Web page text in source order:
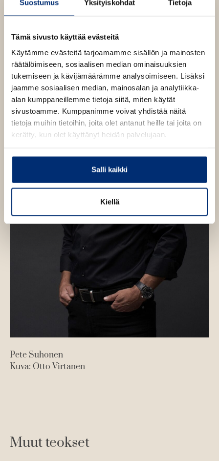
Suostumus Yksityiskohdat Tietoja
Tämä sivusto käyttää evästeitä
Käytämme evästeitä tarjoamamme sisällön ja mainosten
räätälöimiseen, sosiaalisen median ominaisuuksien
tukemiseen ja kävijämäärämme analysoimiseen. Lisäksi
jaamme sosiaalisen median, mainosalan ja analytiikka-
alan kumppaneillemme tietoja siitä, miten käytät
sivustoamme. Kumppanimme voivat yhdistää näitä
tietoja muihin tietoihin, joita olet antanut heille tai joita on
kerätty, kun olet käyttänyt heidän palvelujaan.
Salli kaikki
Kiellä
u
u
e
e
n
v
ä
l
i
l
e
t
e
h
n
e
n
Pete Suhonen
Kuva: Otto Virtanen
Muut teokset